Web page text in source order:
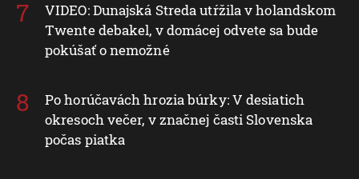
VIDEO: Dunajská Streda utŕžila v holandskom
Twente debakel, v domácej odvete sa bude
pokúšať o nemožné
Po horúčavách hrozia búrky: V desiatich
okresoch večer, v značnej časti Slovenska
počas piatka